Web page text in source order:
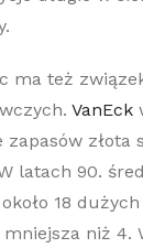
ma też
VanEck
zapasów złota
latach 90.
18
niż 4.